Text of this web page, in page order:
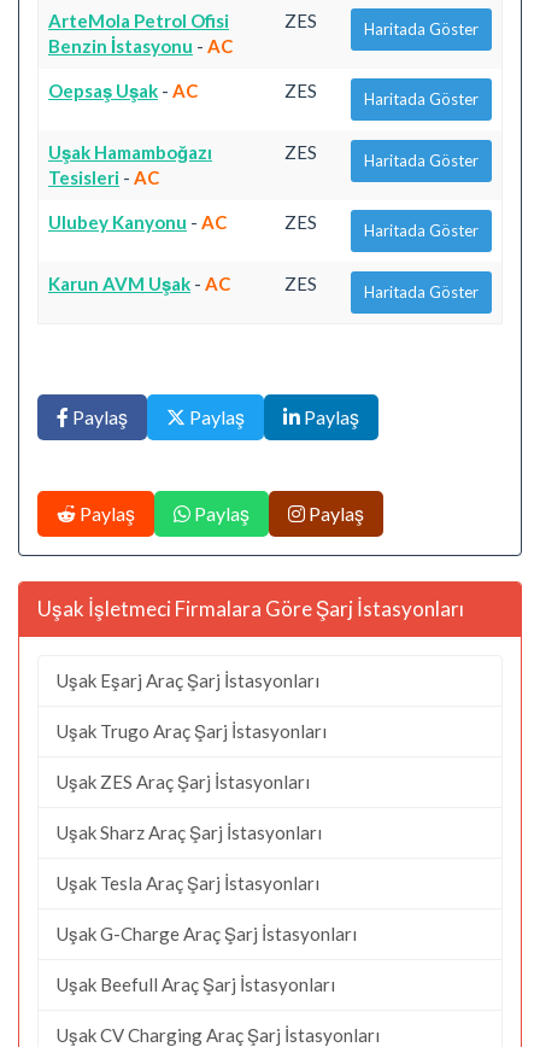
ArteMola Petrol Ofisi
Benzin İstasyonu - AC
ZES Haritada Göster
Oepsaş Uşak - AC ZES Haritada Göster
Uşak Hamamboğazı
Tesisleri - AC
ZES Haritada Göster
Ulubey Kanyonu - AC ZES Haritada Göster
Karun AVM Uşak - AC ZES Haritada Göster
Paylaş Paylaş Paylaş
Paylaş Paylaş Paylaş
Uşak İşletmeci Firmalara Göre Şarj İstasyonları
Uşak Eşarj Araç Şarj İstasyonları
Uşak Trugo Araç Şarj İstasyonları
Uşak ZES Araç Şarj İstasyonları
Uşak Sharz Araç Şarj İstasyonları
Uşak Tesla Araç Şarj İstasyonları
Uşak G-Charge Araç Şarj İstasyonları
Uşak Beefull Araç Şarj İstasyonları
Uşak CV Charging Araç Şarj İstasyonları